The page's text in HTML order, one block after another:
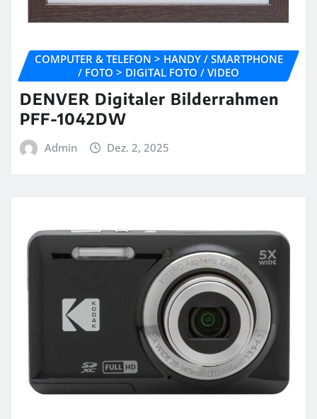
COMPUTER & TELEFON > HANDY / SMARTPHONE
/ FOTO > DIGITAL FOTO / VIDEO
DENVER Digitaler Bilderrahmen
PFF-1042DW
Admin Dez. 2, 2025